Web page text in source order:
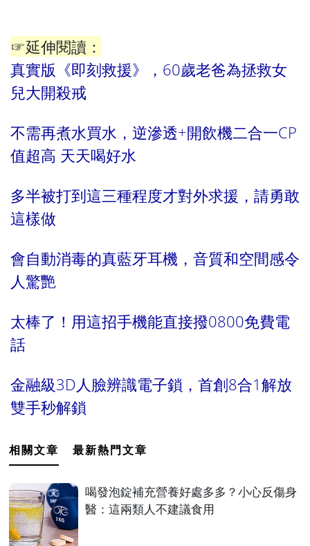
☞延伸閱讀：
真實版《即刻救援》，60歲老爸為拯救女
兒大開殺戒
不需再煮水買水，逆滲透+開飲機二合一CP
值超高 天天喝好水
多半被打到這三種程度才對外求援，請勇敢
這樣做
會自動消毒的真藍牙耳機，音質和空間感令
人驚艷
太棒了！用這招手機能直接撥0800免費電
話
金融級3D人臉辨識電子鎖，首創8合1解放
雙手秒解鎖
相關文章 最新熱門文章
喝發泡錠補充營養好處多多？小心反傷身
醫：這兩類人不建議食用